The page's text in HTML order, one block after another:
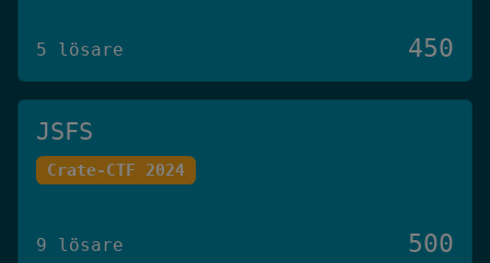
5 lösare 450
JSFS
Crate-CTF 2024
9 lösare 500